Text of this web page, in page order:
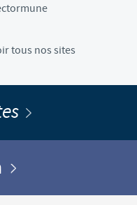
tous nos sites